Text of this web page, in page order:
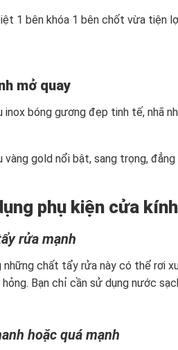
1 bên khóa 1 bên chốt vừa tiện
mở quay
inox bóng gương đẹp tinh tế, nhã
vàng gold nổi bật, sang trọng,
phụ kiện cửa
rửa mạnh
chất tẩy rửa này có thể rơi
Bạn chỉ cần sử dụng nước
hoặc quá mạnh